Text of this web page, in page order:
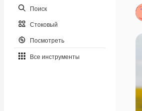
Поиск
Стоковый
Посмотреть
Все инструменты